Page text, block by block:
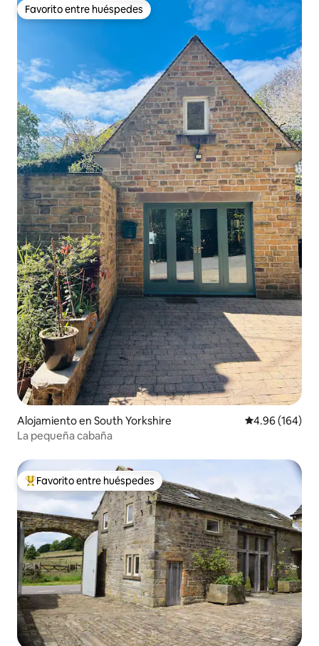
Favorito entre huéspedes
Favorito entre huéspedes
Alojamiento en South Yorkshire Calificación
4.96 (164)
La pequeña cabaña
Favorito entre huéspedes preferido
Favorito entre huéspedes